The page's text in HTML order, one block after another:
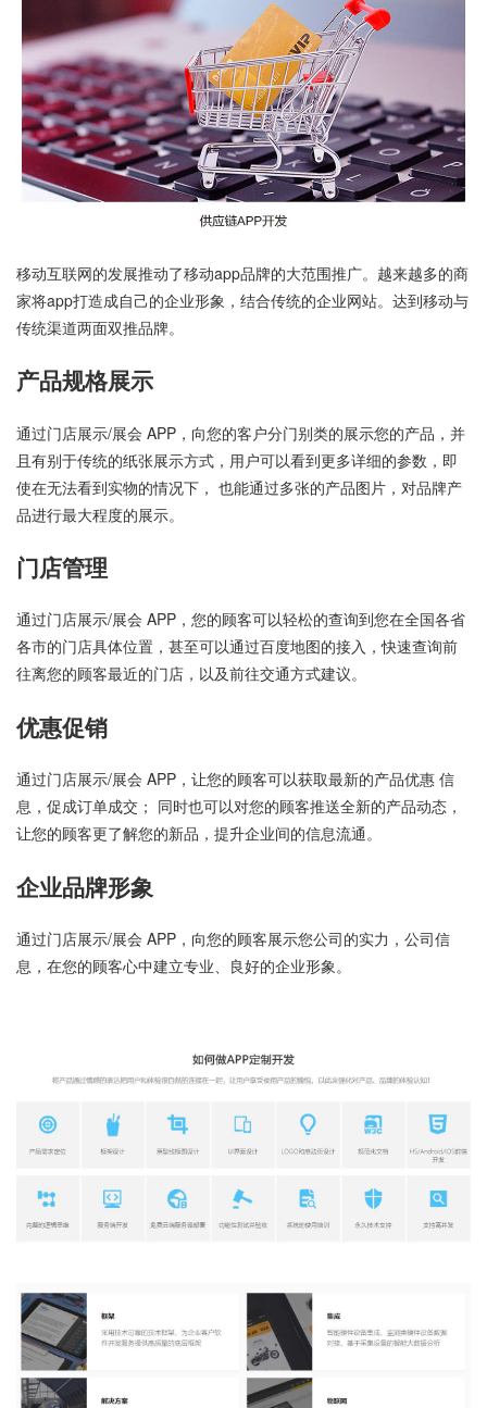
移动互联网的发展推动了移动app品牌的大范围推广。越来越多的商
家将app打造成自己的企业形象，结合传统的企业网站。达到移动与
传统渠道两面双推品牌。
产品规格展示
通过门店展示/展会 APP，向您的客户分门别类的展示您的产品，并
且有别于传统的纸张展示方式，用户可以看到更多详细的参数，即
使在无法看到实物的情况下， 也能通过多张的产品图片，对品牌产
品进行最大程度的展示。
门店管理
通过门店展示/展会 APP，您的顾客可以轻松的查询到您在全国各省
各市的门店具体位置，甚至可以通过百度地图的接入，快速查询前
往离您的顾客最近的门店，以及前往交通方式建议。
优惠促销
通过门店展示/展会 APP，让您的顾客可以获取最新的产品优惠 信
息，促成订单成交； 同时也可以对您的顾客推送全新的产品动态，
让您的顾客更了解您的新品，提升企业间的信息流通。
企业品牌形象
通过门店展示/展会 APP，向您的顾客展示您公司的实力，公司信
息，在您的顾客心中建立专业、良好的企业形象。